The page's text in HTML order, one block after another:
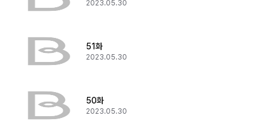
2023.05.30
51화
2023.05.30
50화
2023.05.30